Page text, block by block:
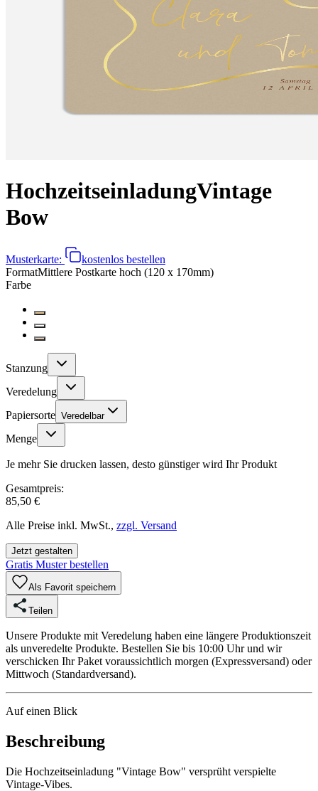
HochzeitseinladungVintage
Bow
Musterkarte:
kostenlos bestellen
FormatMittlere Postkarte hoch (120 x 170mm)
Farbe
Stanzung
Veredelung
Papiersorte Veredelbar
Menge
Je mehr Sie drucken lassen, desto günstiger wird Ihr Produkt
Gesamtpreis:
85,50 €
Alle Preise inkl. MwSt., zzgl. Versand
Jetzt gestalten
Gratis Muster bestellen
Als Favorit speichern
Teilen
Unsere Produkte mit Veredelung haben eine längere Produktionszeit
als unveredelte Produkte. Bestellen Sie bis 10:00 Uhr und wir
verschicken Ihr Paket voraussichtlich morgen (Expressversand) oder
Mittwoch (Standardversand).
Auf einen Blick
Beschreibung
Die Hochzeitseinladung "Vintage Bow" versprüht verspielte
Vintage-Vibes.